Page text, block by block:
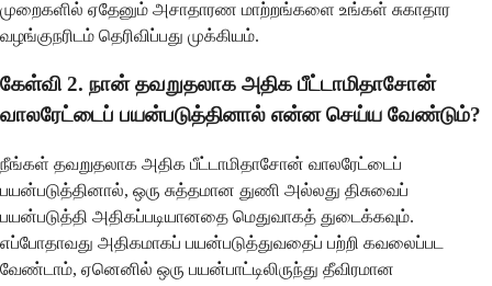
முறைகளில் ஏதேனும் அசாதாரண மாற்றங்களை உங்கள் சுகாதார
வழங்குநரிடம் தெரிவிப்பது முக்கியம்.
கேள்வி 2. நான் தவறுதலாக அதிக பீட்டாமிதாசோன்
வாலரேட்டைப் பயன்படுத்தினால் என்ன செய்ய வேண்டும்?
நீங்கள் தவறுதலாக அதிக பீட்டாமிதாசோன் வாலரேட்டைப்
பயன்படுத்தினால், ஒரு சுத்தமான துணி அல்லது திசுவைப்
பயன்படுத்தி அதிகப்படியானதை மெதுவாகத் துடைக்கவும்.
எப்போதாவது அதிகமாகப் பயன்படுத்துவதைப் பற்றி கவலைப்பட
வேண்டாம், ஏனெனில் ஒரு பயன்பாட்டிலிருந்து தீவிரமான